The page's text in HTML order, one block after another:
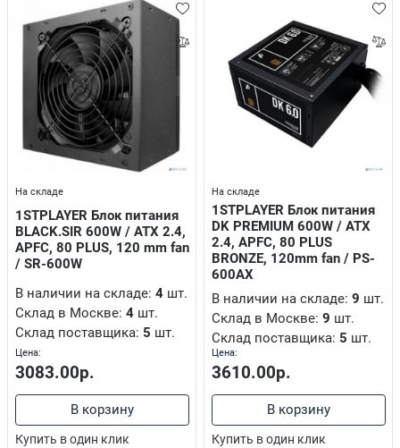
доступа
(BOX)
На складе
1STPLAYER Блок питания
BLACK.SIR 600W / ATX 2.4,
APFC, 80 PLUS, 120 mm fan
/ SR-600W
В наличии на складе: 4шт.
Склад в Москве: 4шт.
Склад поставщика: 5 шт.
Цена:
3083.00р.
В корзину
Купить в один клик
На складе
1STPLAYER Блок питания
DK PREMIUM 600W / ATX
2.4, APFC, 80 PLUS
BRONZE, 120mm fan / PS-
600AX
В наличии на складе: 9 шт.
Склад в Москве: 9 шт.
Склад поставщика: 5 шт.
Цена:
3610.00р.
В корзину
Купить в один клик